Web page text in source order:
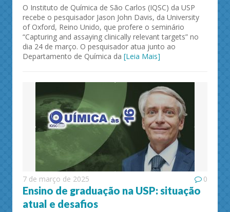
O Instituto de Química de São Carlos (IQSC) da USP
recebe o pesquisador Jason John Davis, da University
of Oxford, Reino Unido, que profere o seminário
“Capturing and assaying clinically relevant targets” no
dia 24 de março. O pesquisador atua junto ao
Departamento de Química da [Leia Mais]
7 de março de 2025 0
Ensino de graduação na USP: situação
atual e desafios